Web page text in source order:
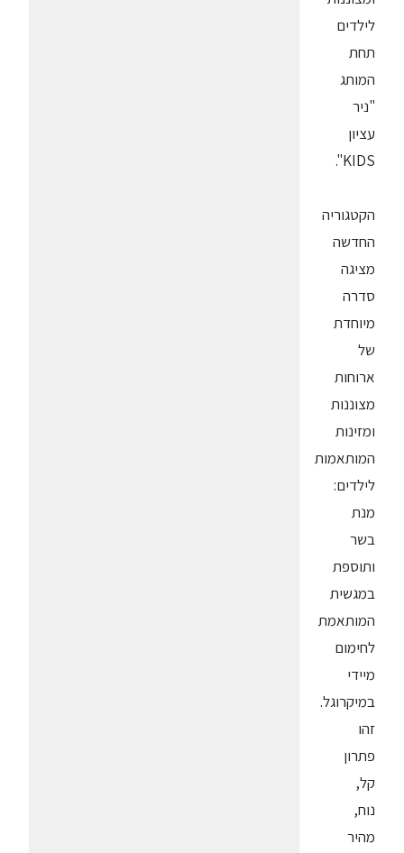
לילדים
תחת
המותג
"ניר
עציון
KIDS".
הקטגוריה
החדשה
מציגה
סדרה
מיוחדת
של
ארוחות
מצוננות
ומזינות
המותאמות
לילדים:
מנת
בשר
ותוספת
במגשית
המותאמת
לחימום
מיידי
במיקרוגל.
זהו
פתרון
קל,
נוח,
מהיר